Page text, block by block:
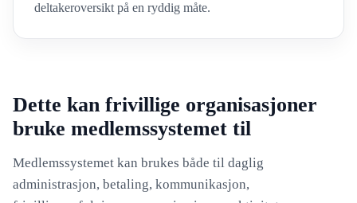
deltakeroversikt på en ryddig måte.
Dette kan frivillige organisasjoner
bruke medlemssystemet til
Medlemssystemet kan brukes både til daglig
administrasjon, betaling, kommunikasjon,